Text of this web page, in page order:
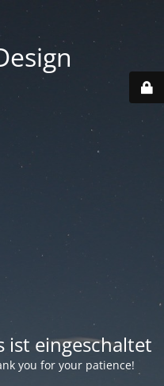
ist eingeschaltet
you for your patience!